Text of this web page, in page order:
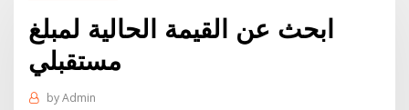
ابحث عن القيمة الحالية لمبلغ
مستقبلي
byAdmin